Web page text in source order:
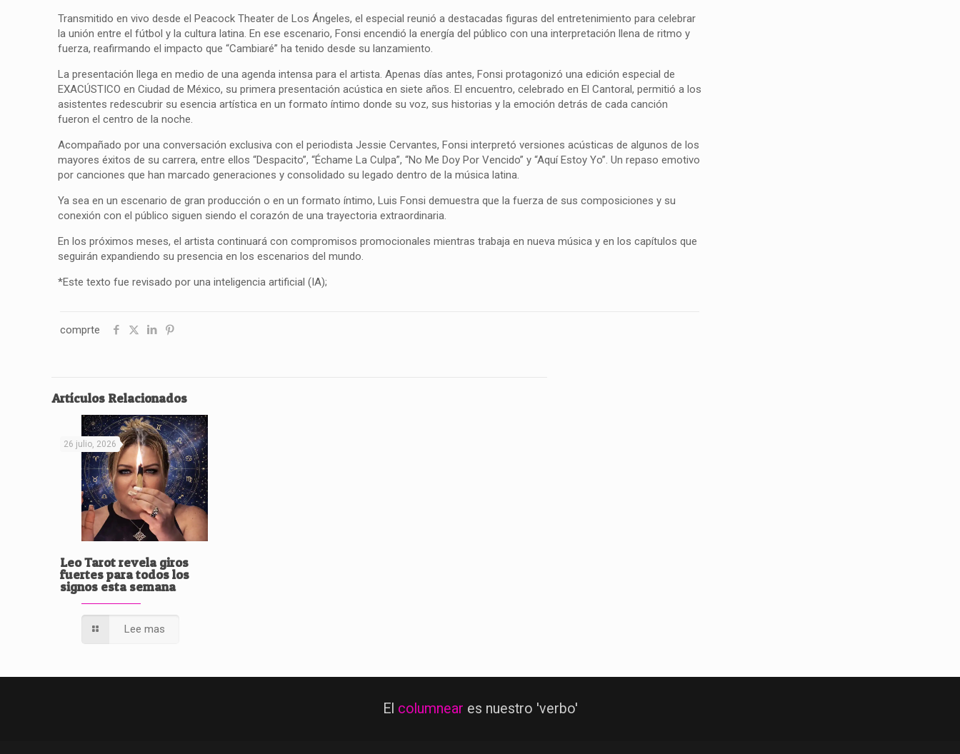
Transmitido en vivo desde el Peacock Theater de Los Ángeles, el especial reunió a destacadas figuras del entretenimiento para celebrar
la unión entre el fútbol y la cultura latina. En ese escenario, Fonsi encendió la energía del público con una interpretación llena de ritmo y
fuerza, reafirmando el impacto que “Cambiaré” ha tenido desde su lanzamiento.
La presentación llega en medio de una agenda intensa para el artista. Apenas días antes, Fonsi protagonizó una edición especial de
EXACÚSTICO en Ciudad de México, su primera presentación acústica en siete años. El encuentro, celebrado en El Cantoral, permitió a los
asistentes redescubrir su esencia artística en un formato íntimo donde su voz, sus historias y la emoción detrás de cada canción
fueron el centro de la noche.
Acompañado por una conversación exclusiva con el periodista Jessie Cervantes, Fonsi interpretó versiones acústicas de algunos de los
mayores éxitos de su carrera, entre ellos “Despacito”, “Échame La Culpa”, “No Me Doy Por Vencido” y “Aquí Estoy Yo”. Un repaso emotivo
por canciones que han marcado generaciones y consolidado su legado dentro de la música latina.
Ya sea en un escenario de gran producción o en un formato íntimo, Luis Fonsi demuestra que la fuerza de sus composiciones y su
conexión con el público siguen siendo el corazón de una trayectoria extraordinaria.
En los próximos meses, el artista continuará con compromisos promocionales mientras trabaja en nueva música y en los capítulos que
seguirán expandiendo su presencia en los escenarios del mundo.
*Este texto fue revisado por una inteligencia artificial (IA);
comprte
Artículos Relacionados
26 julio, 2026
Leo Tarot revela giros
fuertes para todos los
signos esta semana
Lee mas
El columnear es nuestro 'verbo'